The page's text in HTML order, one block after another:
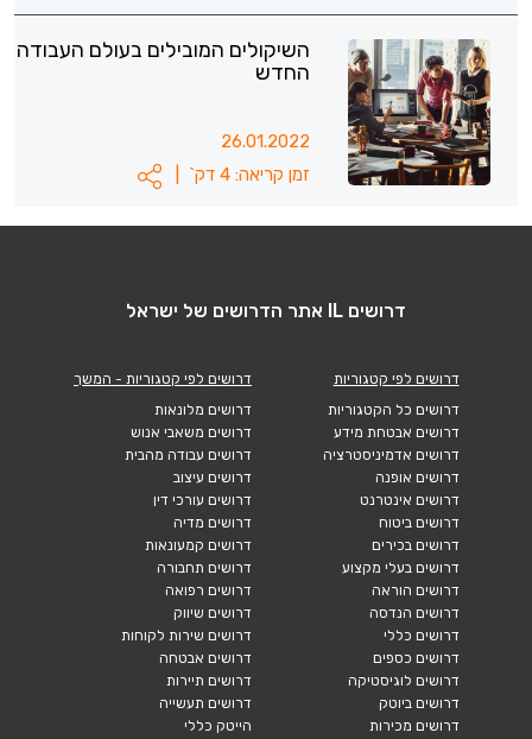
השיקולים המובילים בעולם העבודה
החדש
26.01.2022
זמן קריאה: 4 דק`
דרושים IL אתר הדרושים של ישראל
דרושים לפי קטגוריות
דרושים כל הקטגוריות
דרושים אבטחת מידע
דרושים אדמיניסטרציה
דרושים אופנה
דרושים אינטרנט
דרושים ביטוח
דרושים בכירים
דרושים בעלי מקצוע
דרושים הוראה
דרושים הנדסה
דרושים כללי
דרושים כספים
דרושים לוגיסטיקה
דרושים ביוטק
דרושים מכירות
דרושים לפי קטגוריות - המשך
דרושים מלונאות
דרושים משאבי אנוש
דרושים עבודה מהבית
דרושים עיצוב
דרושים עורכי דין
דרושים מדיה
דרושים קמעונאות
דרושים תחבורה
דרושים רפואה
דרושים שיווק
דרושים שירות לקוחות
דרושים אבטחה
דרושים תיירות
דרושים תעשייה
הייטק כללי